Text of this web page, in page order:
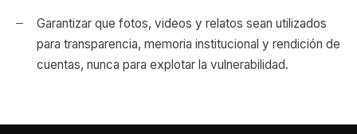
Garantizar que fotos, videos y relatos sean utilizados
para transparencia, memoria institucional y rendición de
cuentas, nunca para explotar la vulnerabilidad.